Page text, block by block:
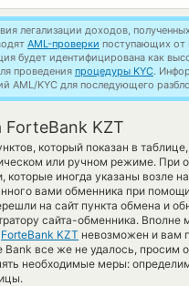
легализации доходов,
AML-проверки поступающих от
будет идентифицирована как
проведения процедуры KYC.
AML/KYC для последующего
KZT
который показан в
или ручном режиме. При
которые иногда указаны возле
вами обменника при
на сайт пункта обмена и
сайта-обменника.
ForteBank KZT невозможен и вам
Bank все же не удалось,
необходимые меры: